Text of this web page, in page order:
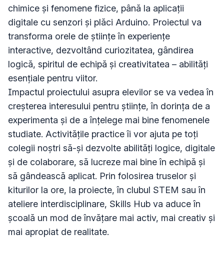
chimice și fenomene fizice, până la aplicații
digitale cu senzori și plăci Arduino. Proiectul va
transforma orele de științe în experiențe
interactive, dezvoltând curiozitatea, gândirea
logică, spiritul de echipă și creativitatea – abilități
esențiale pentru viitor.
Impactul proiectului asupra elevilor se va vedea în
creșterea interesului pentru științe, în dorința de a
experimenta și de a înțelege mai bine fenomenele
studiate. Activitățile practice îi vor ajuta pe toți
colegii noștri să-și dezvolte abilități logice, digitale
și de colaborare, să lucreze mai bine în echipă și
să gândească aplicat. Prin folosirea truselor și
kiturilor la ore, la proiecte, în clubul STEM sau în
ateliere interdisciplinare, Skills Hub va aduce în
școală un mod de învățare mai activ, mai creativ și
mai apropiat de realitate.